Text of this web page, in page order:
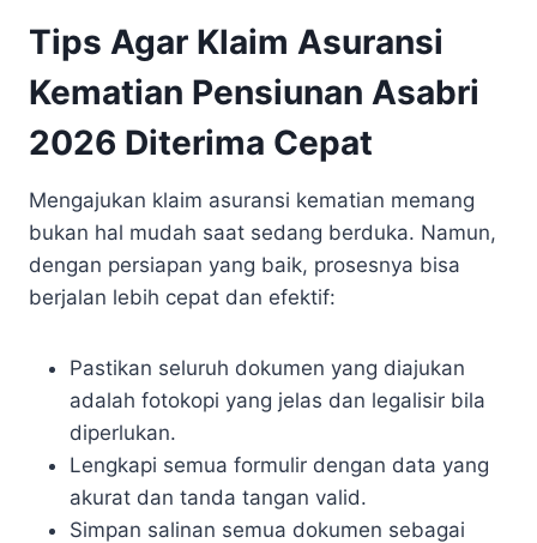
Tips Agar Klaim Asuransi
Kematian Pensiunan Asabri
2026 Diterima Cepat
Mengajukan klaim asuransi kematian memang
bukan hal mudah saat sedang berduka. Namun,
dengan persiapan yang baik, prosesnya bisa
berjalan lebih cepat dan efektif:
Pastikan seluruh dokumen yang diajukan
adalah fotokopi yang jelas dan legalisir bila
diperlukan.
Lengkapi semua formulir dengan data yang
akurat dan tanda tangan valid.
Simpan salinan semua dokumen sebagai